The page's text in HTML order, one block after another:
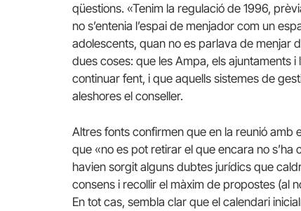
qüestions. «Tenim la regulació de 1996,
no s’entenia l’espai de menjador com un
adolescents, quan no es parlava de menjar
dues coses: que les Ampa, els ajuntaments
continuar fent, i que aquells sistemes de
aleshores el conseller.
Altres fonts confirmen que en la reunió amb
que «no es pot retirar el que encara no
havien sorgit alguns dubtes jurídics que
consens i recollir el màxim de propostes (al
En tot cas, sembla clar que el calendari